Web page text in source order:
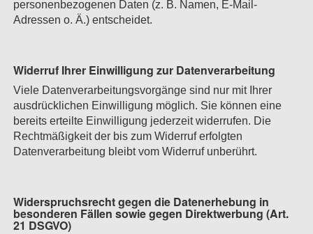
personenbezogenen Daten (z. B. Namen, E-Mail-
Adressen o. Ä.) entscheidet.
Widerruf Ihrer Einwilligung zur Datenverarbeitung
Viele Datenverarbeitungsvorgänge sind nur mit Ihrer
ausdrücklichen Einwilligung möglich. Sie können eine
bereits erteilte Einwilligung jederzeit widerrufen. Die
Rechtmäßigkeit der bis zum Widerruf erfolgten
Datenverarbeitung bleibt vom Widerruf unberührt.
Widerspruchsrecht gegen die Datenerhebung in
besonderen Fällen sowie gegen Direktwerbung (Art.
21 DSGVO)